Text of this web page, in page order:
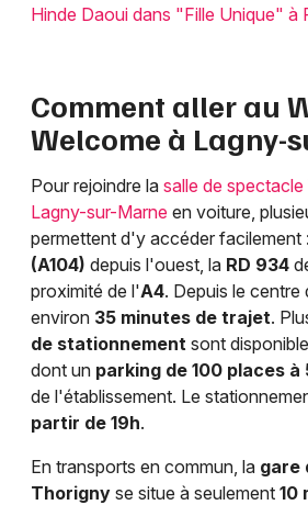
Hinde Daoui dans "Fille Unique" à
Comment aller au
Welcome à Lagny-
Pour rejoindre la salle de
Lagny-sur-Marne en voiture,
permettent d'y accéder facilement
(A104) depuis l'ouest, la RD 934
proximité de l'A4. Depuis le
environ 35 minutes de trajet.
de stationnement sont
dont un parking de 100 places à
de l'établissement. Le
partir de 19h.
En transports en commun, la gare
Thorigny se situe à seulement 10